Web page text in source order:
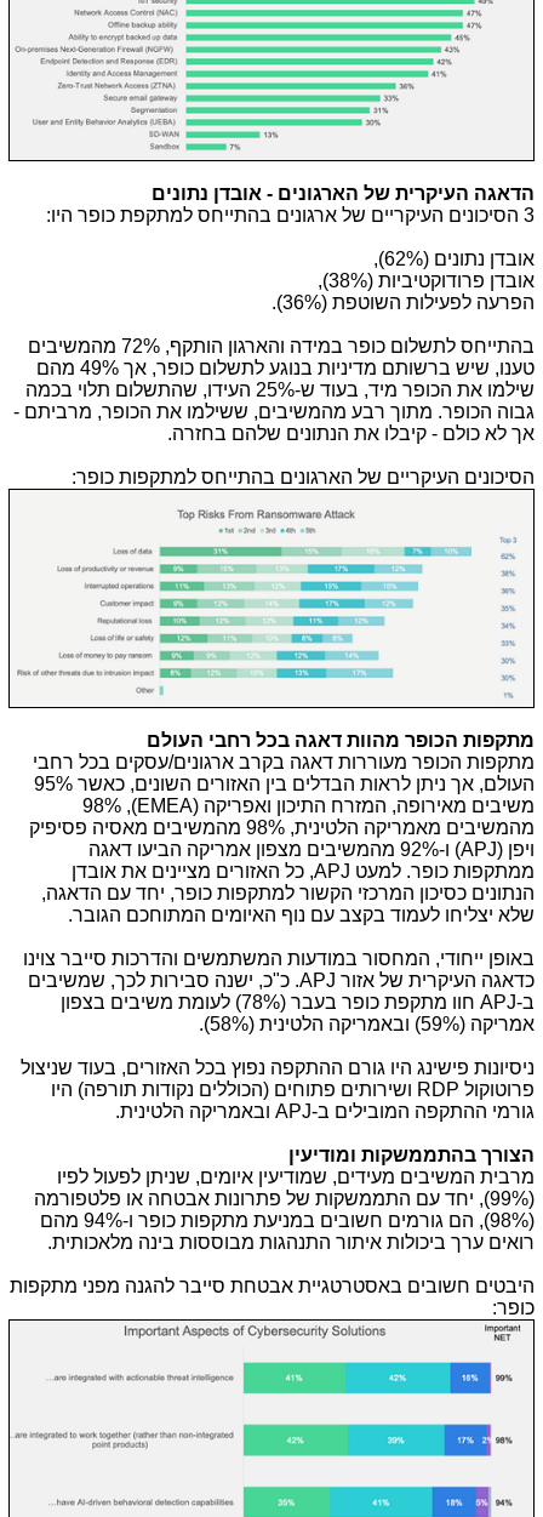
הדאגה העיקרית של הארגונים - אובדן נתונים
3 הסיכונים העיקריים של ארגונים בהתייחס למתקפת כופר היו:
אובדן נתונים (62%),
אובדן פרודוקטיביות (38%),
הפרעה לפעילות השוטפת (36%).
בהתייחס לתשלום כופר במידה והארגון הותקף, 72% מהמשיבים
טענו, שיש ברשותם מדיניות בנוגע לתשלום כופר, אך 49% מהם
שילמו את הכופר מיד, בעוד ש-25% העידו, שהתשלום תלוי בכמה
גבוה הכופר. מתוך רבע מהמשיבים, ששילמו את הכופר, מרביתם -
אך לא כולם - קיבלו את הנתונים שלהם בחזרה.
הסיכונים העיקריים של הארגונים בהתייחס למתקפות כופר:
מתקפות הכופר מהוות דאגה בכל רחבי העולם
מתקפות הכופר מעוררות דאגה בקרב ארגונים/עסקים בכל רחבי
העולם, אך ניתן לראות הבדלים בין האזורים השונים, כאשר 95%
משיבים מאירופה, המזרח התיכון ואפריקה (EMEA
), 98%
מהמשיבים מאמריקה הלטינית, 98% מהמשיבים מאסיה פסיפיק
ויפן (APJ
) ו-92% מהמשיבים מצפון אמריקה הביעו דאגה
ממתקפות כופר. למעט APJ, כל האזורים מציינים את אובדן
הנתונים כסיכון המרכזי הקשור למתקפות כופר, יחד עם הדאגה,
שלא יצליחו לעמוד בקצב עם נוף האיומים המתוחכם הגובר.
באופן ייחודי, המחסור במודעות המשתמשים והדרכות סייבר צוינו
כדאגה העיקרית של אזור APJ. כ"כ, ישנה סבירות לכך, שמשיבים
ב-APJ
חוו מתקפת כופר בעבר (78%) לעומת משיבים בצפון
אמריקה (59%) ובאמריקה הלטינית (58%).
ניסיונות פישינג היו גורם ההתקפה נפוץ בכל האזורים, בעוד שניצול
פרוטוקול RDP ושירותים פתוחים (הכוללים נקודות תורפה) היו
גורמי ההתקפה המובילים ב-APJ ובאמריקה הלטינית.
הצורך בהתממשקות ומודיעין
מרבית המשיבים מעידים, שמודיעין איומים, שניתן לפעול לפיו
(99%), יחד עם התממשקות של פתרונות אבטחה או פלטפורמה
(98%), הם גורמים חשובים במניעת מתקפות כופר ו-94% מהם
רואים ערך ביכולות איתור התנהגות מבוססות בינה מלאכותית.
היבטים חשובים באסטרטגיית אבטחת סייבר להגנה מפני מתקפות
כופר: